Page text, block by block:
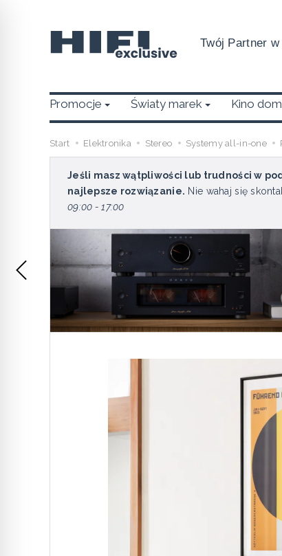
Twój Partner
Promocje Światy marek Kino
Start Elektronika Stereo Systemy all-in-one
Jeśli masz wątpliwości lub trudności w
najlepsze rozwiązanie. Nie wahaj się
09:00 - 17:00